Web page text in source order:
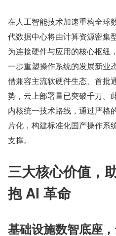
在人工智能技术加速重构全球
代数据中心将由计算资源密集
为连接硬件与应用的核心枢纽
一步重塑操作系统的发展新业
借兼容主流软硬件生态、首批
势，云上部署量已突破千万。
内核统一技术路线，通过严格
片化，构建标准化国产操作系
支撑。
三大核心价值，
抱 AI 革命
基础设施数智底座